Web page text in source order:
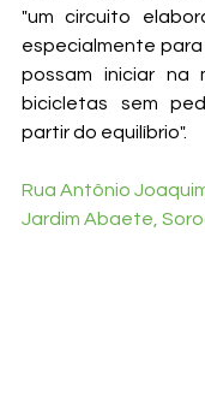
"um circuito
especialmente
possam iniciar na
bicicletas sem
partir do equilíbrio".
Rua Antônio
Jardim Abaete,